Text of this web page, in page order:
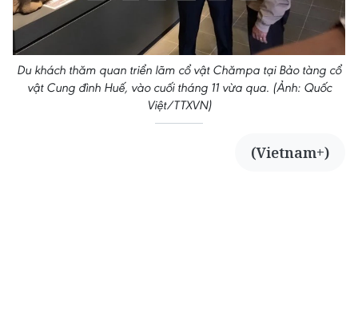
Du khách thăm quan triển lãm cổ vật Chămpa tại Bảo tàng cổ
vật Cung đình Huế, vào cuối tháng 11 vừa qua. (Ảnh: Quốc
Việt/TTXVN)
(Vietnam+)